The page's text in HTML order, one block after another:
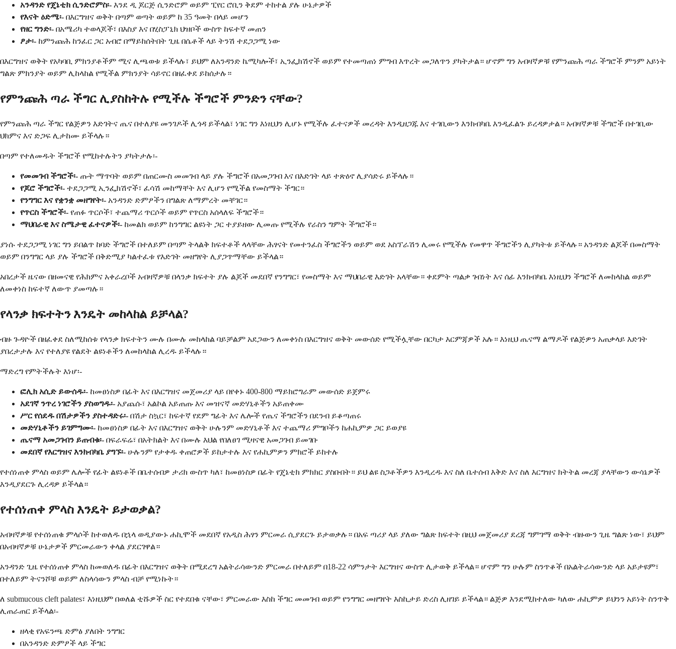
አንዳንድ የጄኔቲክ ሲንድሮምስ፡- እንደ ዲ ጆርጅ ሲንድሮም ወይም ፒየር ሮቢን ቅደም ተከተል ያሉ ሁኔታዎች
የእናት ዕድሜ፡- በእርግዝና ወቅት በጣም ወጣት ወይም ከ 35 ዓመት በላይ መሆን
የዘር ግንድ፡- በአሜሪካ ተወላጆች፣ በእስያ እና በሂስፓኒክ ህዝቦች ውስጥ ከፍተኛ መጠን
ፆታ፡- ከምንጩሕ ከንፈር ጋር አብሮ በማይከሰትበት ጊዜ በሴቶች ላይ ትንሽ ተደጋጋሚ ነው
በእርግዝና ወቅት የአካባቢ ምክንያቶችም ሚና ሊጫወቱ ይችላሉ፣ ይህም ለአንዳንድ ኬሚካሎች፣ ኢንፌክሽኖች ወይም የተመጣጠነ ምግብ እጥረት መጋለጥን ያካትታል። ሆኖም ግን አብዛኛዎቹ የምንጩሕ ጣራ ችግሮች ምንም አይነት
ግልጽ ምክንያት ወይም ሊከላከል የሚችል ምክንያት ሳይኖር በዘፈቀደ ይከሰታሉ።
የምንጩሕ ጣራ ችግር ሊያስከትሉ የሚችሉ ችግሮች ምንድን ናቸው?
የምንጩሕ ጣራ ችግር የልጅዎን እድገትና ጤና በተለያዩ መንገዶች ሊጎዳ ይችላል፣ ነገር ግን እነዚህን ሊሆኑ የሚችሉ ፈተናዎች መረዳት እንዲዘጋጁ እና ተገቢውን እንክብካቤ እንዲፈልጉ ይረዳዎታል። አብዛኛዎቹ ችግሮች በተገቢው
ህክምና እና ድጋፍ ሊታከሙ ይችላሉ።
በጣም የተለመዱት ችግሮች የሚከተሉትን ያካትታሉ፡-
የመመገብ ችግሮች፡- ጡት ማጥባት ወይም በጠርሙስ መመገብ ላይ ያሉ ችግሮች በአመጋገብ እና በእድገት ላይ ተጽዕኖ ሊያሳድሩ ይችላሉ።
የጆሮ ችግሮች፡- ተደጋጋሚ ኢንፌክሽኖች፣ ፈሳሽ መከማቸት እና ሊሆን የሚችል የመስማት ችግር።
የንግግር እና የቋንቋ መዘግየት፡- አንዳንድ ድምፆችን በግልጽ ለማምረት መቸገር።
የጥርስ ችግሮች፡- የጠፉ ጥርሶች፣ ተጨማሪ ጥርሶች ወይም የጥርስ አሰላለፍ ችግሮች።
ማህበራዊ እና ስሜታዊ ፈተናዎች፡- ከመልክ ወይም ከንግግር ልዩነት ጋር ተያይዘው ሊመጡ የሚችሉ የራስን ግምት ችግሮች።
ያነሱ ተደጋጋሚ ነገር ግን ይበልጥ ከባድ ችግሮች በተለይም በጣም ትላልቅ ክፍተቶች ላላቸው ሕፃናት የመተንፈስ ችግሮችን ወይም ወደ አስፕራሽን ሊመሩ የሚችሉ የመዋጥ ችግሮችን ሊያካትቱ ይችላሉ። አንዳንድ ልጆች በመስማት
ወይም በንግግር ላይ ያሉ ችግሮች በቅድሚያ ካልተፈቱ የእድገት መዘግየት ሊያጋጥማቸው ይችላል።
አበረታች ዜናው በዘመናዊ የሕክምና አቀራረቦች አብዛኛዎቹ በላንቃ ክፍተት ያሉ ልጆች መደበኛ የንግግር፣ የመስማት እና ማህበራዊ እድገት አላቸው። ቀደምት ጣልቃ ገብነት እና ሰፊ እንክብካቤ እነዚህን ችግሮች ለመከላከል ወይም
ለመቀነስ ከፍተኛ ለውጥ ያመጣሉ።
የላንቃ ክፍተትን እንዴት መከላከል ይቻላል?
ብዙ ጉዳዮች በዘፈቀደ ስለሚከሰቱ የላንቃ ክፍተትን ሙሉ በሙሉ መከላከል ባይቻልም አደጋውን ለመቀነስ በእርግዝና ወቅት መውሰድ የሚችሏቸው በርካታ እርምጃዎች አሉ። እነዚህ ጤናማ ልማዶች የልጅዎን አጠቃላይ እድገት
ያበረታታሉ እና የተለያዩ የልደት ልዩነቶችን ለመከላከል ሊረዱ ይችላሉ።
ማድረግ የምትችሉት እነሆ፡-
ፎሊክ አሲድ ይውሰዱ፡- ከመፀነስዎ በፊት እና በእርግዝና መጀመሪያ ላይ በየቀኑ 400-800 ማይክሮግራም መውሰድ ይጀምሩ
አደገኛ ንጥረ ነገሮችን ያስወግዱ፡- አያጨሱ፣ አልኮል አይጠጡ እና መዝናኛ መድሃኒቶችን አይጠቀሙ
ሥር የሰደዱ በሽታዎችን ያስተዳድሩ፡- በሽታ ስኳር፣ ከፍተኛ የደም ግፊት እና ሌሎች የጤና ችግሮችን በደንብ ይቆጣጠሩ
መድሃኒቶችን ይገምግሙ፡- ከመፀነስዎ በፊት እና በእርግዝና ወቅት ሁሉንም መድሃኒቶች እና ተጨማሪ ምግቦችን ከሐኪምዎ ጋር ይወያዩ
ጤናማ አመጋገብን ይጠብቁ፡- በፍራፍሬ፣ በአትክልት እና በሙሉ እህል የበለፀገ ሚዛናዊ አመጋገብ ይመገቡ
መደበኛ የእርግዝና እንክብካቤ ያግኙ፡- ሁሉንም የታቀዱ ቀጠሮዎች ይከታተሉ እና የሐኪምዎን ምክሮች ይከተሉ
የተሰነጠቀ ምላስ ወይም ሌሎች የፊት ልዩነቶች በቤተሰብዎ ታሪክ ውስጥ ካለ፣ ከመፀነስዎ በፊት የጄኔቲክ ምክክር ያስቡበት። ይህ ልዩ ስጋቶችዎን እንዲረዱ እና ስለ ቤተሰብ እቅድ እና ስለ እርግዝና ክትትል መረጃ ያላቸውን ውሳኔዎች
እንዲያደርጉ ሊረዳዎ ይችላል።
የተሰነጠቀ ምላስ እንዴት ይታወቃል?
አብዛኛዎቹ የተሰነጠቁ ምላሶች ከተወለዱ በኋላ ወዲያውኑ ሐኪሞች መደበኛ የአዲስ ሕፃን ምርመራ ሲያደርጉ ይታወቃሉ። በአፍ ጣሪያ ላይ ያለው ግልጽ ክፍተት በዚህ መጀመሪያ ደረጃ ግምገማ ወቅት ብዙውን ጊዜ ግልጽ ነው፣ ይህም
በአብዛኛዎቹ ሁኔታዎች ምርመራውን ቀላል ያደርገዋል።
አንዳንድ ጊዜ የተሰነጠቀ ምላስ ከመወለዱ በፊት በእርግዝና ወቅት በሚደረግ አልትራሳውንድ ምርመራ በተለይም በ18-22 ሳምንታት እርግዝና ውስጥ ሊታወቅ ይችላል። ሆኖም ግን ሁሉም ስንጥቆች በአልትራሳውንድ ላይ አይታዩም፣
በተለይም ትናንሾቹ ወይም ለስላሳውን ምላስ ብቻ የሚነኩት።
ለ submucous cleft palates፣ እነዚህም በወለል ቲሹዎች ስር የተደበቁ ናቸው፣ ምርመራው እስከ ችግር መመገብ ወይም የንግግር መዘግየት እስኪታይ ድረስ ሊዘገይ ይችላል። ልጅዎ እንደሚከተለው ካለው ሐኪምዎ ይህንን አይነት ስንጥቅ
ሊጠራጠር ይችላል፡-
ዘላቂ የአፍንጫ ድምፅ ያለበት ንግግር
በአንዳንድ ድምፆች ላይ ችግር